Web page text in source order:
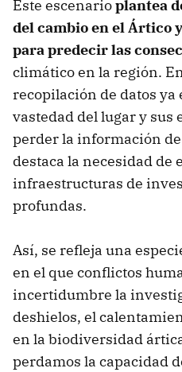
Este escenarioplantea
del cambio en el Ártico
para predecir las
climático en la región.
recopilación de datos ya
vastedad del lugar y
perder la información
destaca la necesidad de
infraestructuras de
profundas.
Así, se refleja una
en el que conflictos
incertidumbre la
deshielos, el
en la biodiversidad
perdamos la capacidad